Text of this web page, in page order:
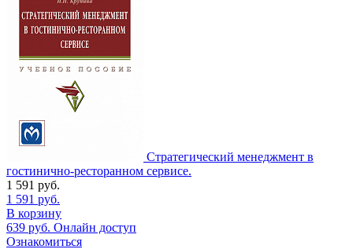
Стратегический менеджмент в
гостинично-ресторанном сервисе.
1 591 руб.
1 591 руб.
В корзину
639 руб. Онлайн доступ
Ознакомиться